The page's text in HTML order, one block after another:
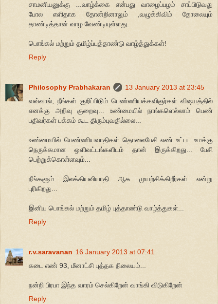
சாமனியனுக்கு ...வாழ்க்கை என்பது வாழைப்பழம் சாப்பிடுவது
போல எளிதாக தோன்றினாலும் ,வழுக்கிவிம் தோலையும்
தாண்டித்தான் வாழ வேண்டியுள்ளது.
பொங்கல் மற்றும் தமிழ்ப்புத்தாண்டு வாழ்த்துக்கள்!
Reply
Philosophy Prabhakaran
13 January 2013 at 23:45
வவ்வால், நீங்கள் குறிப்பிடும் பெண்ணியக்கவிஞர்கள் விஷயத்தில்
எனக்கு அறிவு குறைவு... உண்மையில் நாங்களெல்லாம் பெண்
பதிவர்கள் பக்கம் கூட திரும்புவதில்லை...
உண்மையில் பெண்ணியவாதிகள் தொலைபேசி எண் உட்பட உமக்கு
நெருக்கமான ஒளிவட்டங்களிடம் தான் இருக்கிறது... பேசி
பெற்றுக்கொள்ளவும்...
நீங்களும் இலக்கியவியாதி ஆக முயற்சிக்கிறீர்கள் என்று
புரிகிறது...
இனிய பொங்கல் மற்றும் தமிழ் புத்தாண்டு வாழ்த்துகள்...
Reply
r.v.saravanan 16 January 2013 at 07:41
கடை எண் 93, மீனாட்சி புத்தக நிலையம்...
நன்றி பிரபா இந்த வாரம் செல்கிறேன் வாங்கி விடுகிறேன்
Reply